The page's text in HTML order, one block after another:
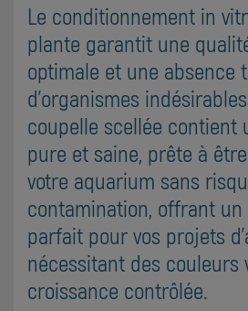
Le conditionnement in
plante garantit une
optimale et une absence
d'organismes
coupelle scellée contient
pure et saine, prête à
votre aquarium sans
contamination, offrant
parfait pour vos projets
nécessitant des couleurs
croissance contrôlée.